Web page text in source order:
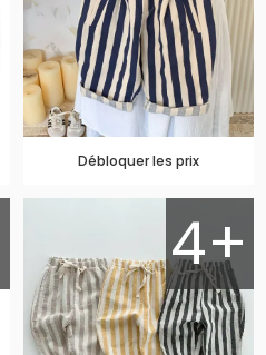
Débloquer les prix
4+